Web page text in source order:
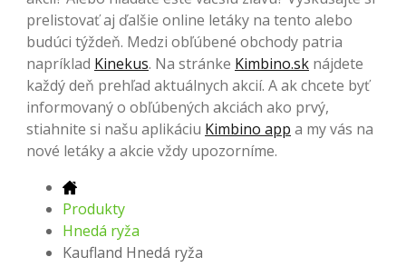
prelistovať aj ďalšie online letáky na tento alebo
budúci týždeň. Medzi obľúbené obchody patria
napríklad Kinekus. Na stránke Kimbino.sk nájdete
každý deň prehľad aktuálnych akcií. A ak chcete byť
informovaný o obľúbených akciách ako prvý,
stiahnite si našu aplikáciu Kimbino app a my vás na
nové letáky a akcie vždy upozorníme.
Produkty
Hnedá ryža
Kaufland Hnedá ryža